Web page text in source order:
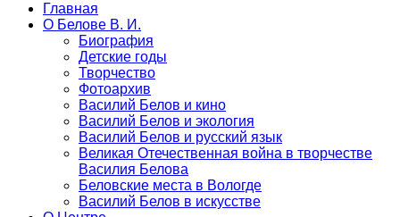
Главная
О Белове В. И.
Биография
Детские годы
Творчество
Фотоархив
Василий Белов и кино
Василий Белов и экология
Василий Белов и русский язык
Великая Отечественная война в творчестве
Василия Белова
Беловские места в Вологде
Василий Белов в искусстве